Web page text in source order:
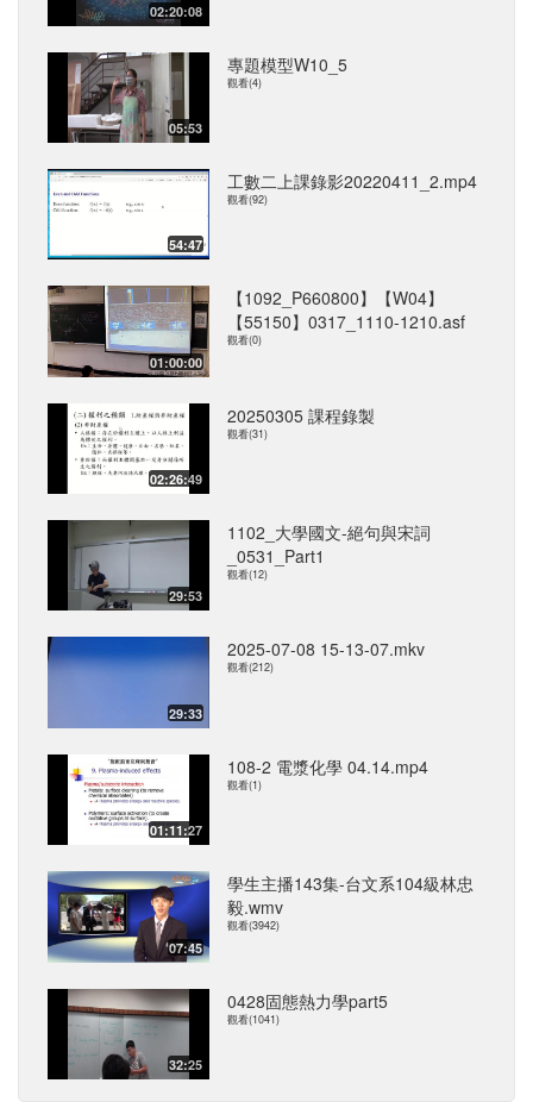
02:20:08
05:53
專題模型W10_5
觀看(4)
54:47
工數二上課錄影20220411_2.mp4
觀看(92)
01:00:00
【1092_P660800】【W04】
【55150】0317_1110-1210.asf
觀看(0)
02:26:49
20250305 課程錄製
觀看(31)
29:53
1102_大學國文-絕句與宋詞
_0531_Part1
觀看(12)
29:33
2025-07-08 15-13-07.mkv
觀看(212)
01:11:27
108-2 電漿化學 04.14.mp4
觀看(1)
07:45
學生主播143集-台文系104級林忠
毅.wmv
觀看(3942)
32:25
0428固態熱力學part5
觀看(1041)